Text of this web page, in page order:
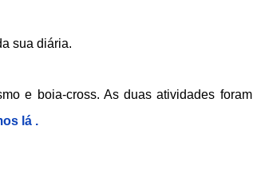
sua diária.
e boia-cross. As duas atividades foram
lá .